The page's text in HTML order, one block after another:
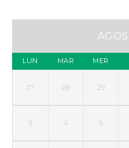
LUN MAR MER
27 28 29
3 4 5